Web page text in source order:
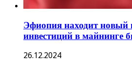
Эфиопия находит новый
инвестиций в майнинге
26.12.2024